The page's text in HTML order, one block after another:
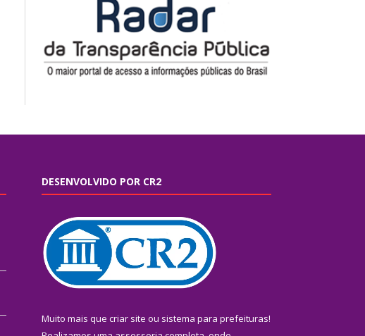
DESENVOLVIDO POR CR2
Muito mais que criar site ou sistema para prefeituras!